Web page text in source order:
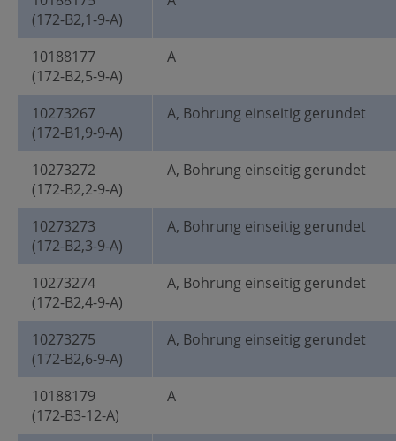
(172-B2,1-9-A)
10188177
(172-B2,5-9-A)
A
10273267
(172-B1,9-9-A)
A, Bohrung einseitig gerundet
10273272
(172-B2,2-9-A)
A, Bohrung einseitig gerundet
10273273
(172-B2,3-9-A)
A, Bohrung einseitig gerundet
10273274
(172-B2,4-9-A)
A, Bohrung einseitig gerundet
10273275
(172-B2,6-9-A)
A, Bohrung einseitig gerundet
10188179
(172-B3-12-A)
A